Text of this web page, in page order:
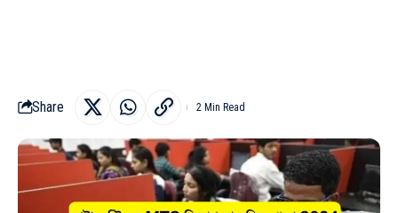
Share 2 Min Read